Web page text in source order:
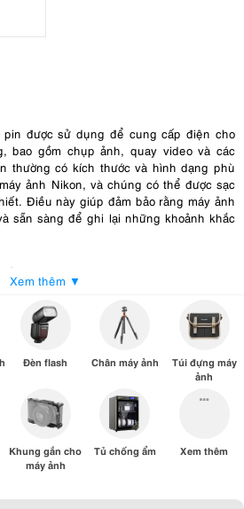
pin được sử dụng để cung cấp điện cho
bao gồm chụp ảnh, quay video và các
thường có kích thước và hình dạng phù
ảnh Nikon, và chúng có thể được sạc
Điều này giúp đảm bảo rằng máy ảnh
sẵn sàng để ghi lại những khoảnh khắc
Nikon
ảnh Nikon được thiết kế để cung cấp
tin cậy. Điều này đặc biệt quan trọng khi
những điều kiện khó khăn hoặc cần sử
dài.
quay video mà không cần lo lắng về
thường tương thích với nhiều dòng
giúp bạn dễ dàng thay thế hoặc mua
Xem thêm ▼
Đèn flash Chân máy ảnh
Túi đựng máy
ảnh
Khung gắn cho
máy ảnh
Tủ chống ẩm Xem thêm